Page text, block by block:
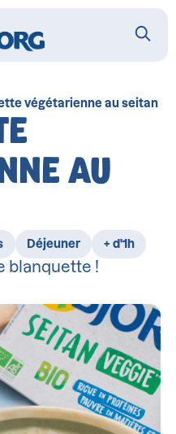
végétarienne au seitan
AU
Déjeuner + d'1h
blanquette !